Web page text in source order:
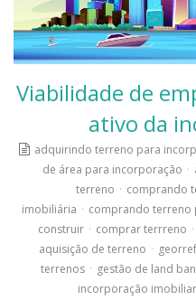
Viabilidade de
ativo da
adquirindo terreno para
de área para incorporação ·
terreno · comprando
imobiliária · comprando terreno
construir · comprar terrreno ·
aquisição de terreno ·
terrenos · gestão de land
incorporação